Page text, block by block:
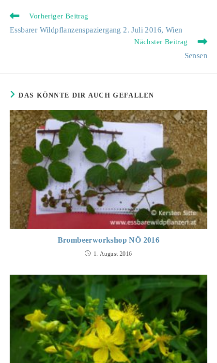
Weitere
ansehen
Vorheriger Beitrag
Essbarer Wildpflanzenspaziergang 2. Juli 2016, Wien
Nächster Beitrag
Sensen
DAS KÖNNTE DIR AUCH GEFALLEN
Brombeerworkshop NÖ 2016
1. August 2016